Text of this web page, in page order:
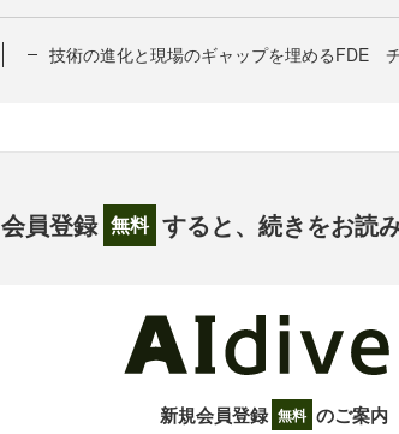
技術の進化と現場のギャップを埋めるFDE
会員登録 無料 すると、続きをお読
新規会員登録 無料 のご案内